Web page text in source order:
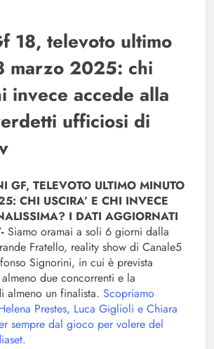
18, televoto ultimo
marzo 2025: chi
invece accede alla
ufficiosi di
GF, TELEVOTO ULTIMO MINUTO
CHI USCIRA’ E CHI INVECE
I DATI AGGIORNATI
Siamo oramai a soli 6 giorni dalla
Fratello, reality show di Canale5
Signorini, in cui è prevista
due concorrenti e la
almeno un finalista. Scopriamo
Prestes, Luca Giglioli e Chiara
sempre dal gioco per volere del